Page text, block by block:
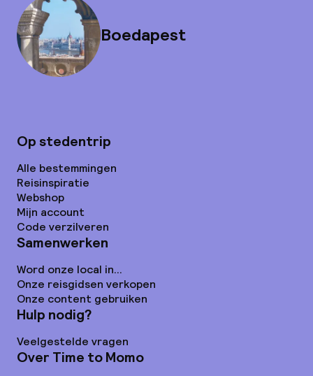
Boedapest
Op stedentrip
Alle bestemmingen
Reisinspiratie
Webshop
Mijn account
Code verzilveren
Samenwerken
Word onze local in...
Onze reisgidsen verkopen
Onze content gebruiken
Hulp nodig?
Veelgestelde vragen
Over Time to Momo